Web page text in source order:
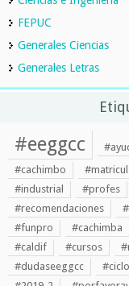
FEPUC
Generales Ciencias
Generales Letras
#eeggcc
#cachimbo
#industrial
#profes
#recomendaciones
#funpro
#cachimba
#caldif
#cursos
#dudaseeggcc